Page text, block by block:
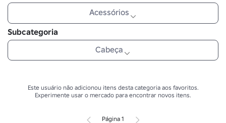
Acessórios
Subcategoria
Cabeça
Este usuário não adicionou itens desta categoria aos favoritos.
Experimente usar o mercado para encontrar novos itens.
Página 1